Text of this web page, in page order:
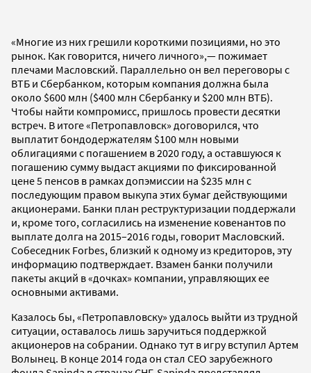
«Многие из них грешили короткими позициями, но это
рынок. Как говорится, ничего личного»,— пожимает
плечами Масловский. Параллельно он вел переговоры с
ВТБ и Сбербанком, которым компания должна была
около $600 млн ($400 млн Сбербанку и $200 млн ВТБ).
Чтобы найти компромисс, пришлось провести десятки
встреч. В итоге «Петропавловск» договорился, что
выплатит бондодержателям $100 млн новыми
облигациями с погашением в 2020 году, а оставшуюся к
погашению сумму выдаст акциями по фиксированной
цене 5 пенсов в рамках допэмиссии на $235 млн с
последующим правом выкупа этих бумаг действующими
акционерами. Банки план реструктуризации поддержали
и, кроме того, согласились на изменение ковенантов по
выплате долга на 2015–2016 годы, говорит Масловский.
Собеседник Forbes, близкий к одному из кредиторов, эту
информацию подтверждает. Взамен банки получили
пакеты акций в «дочках» компании, управляющих ее
основными активами.
Казалось бы, «Петропавловску» удалось выйти из трудной
ситуации, оставалось лишь заручиться поддержкой
акционеров на собрании. Однако тут в игру вступил Артем
Волынец. В конце 2014 года он стал CEO зарубежного